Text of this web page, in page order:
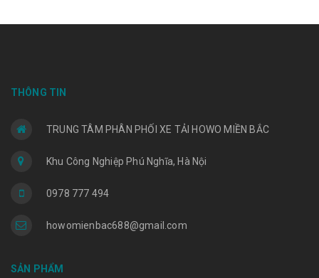
THÔNG TIN
TRUNG TÂM PHÂN PHỐI XE TẢI HOWO MIỀN BẮC
Khu Công Nghiệp Phú Nghĩa, Hà Nội
0978 777 494
howomienbac688@gmail.com
SẢN PHẨM